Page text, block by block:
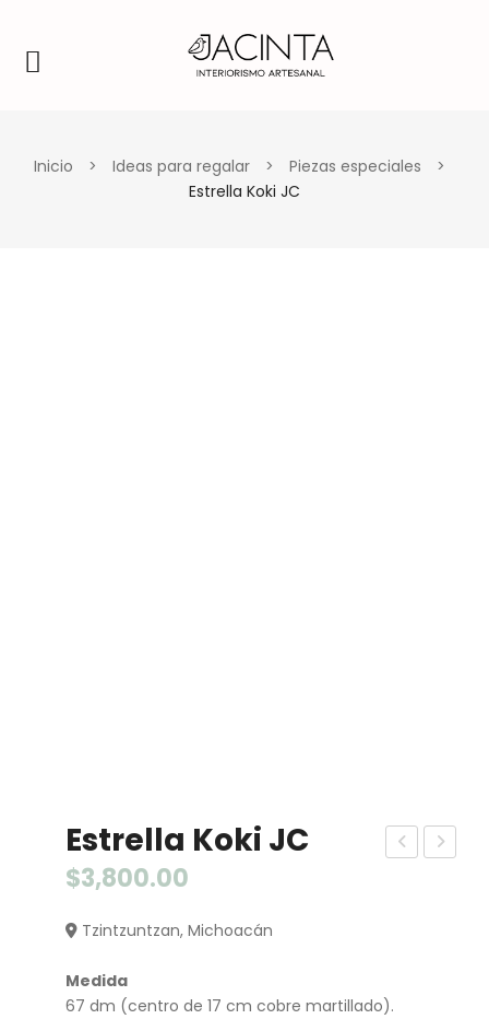
Inicio > Ideas para regalar > Piezas especiales
>
Estrella Koki JC
Mar
Estrella Koki JC
$3,800.00
Tzintzuntzan, Michoacán
Medida
67 dm (centro de 17 cm cobre martillado).